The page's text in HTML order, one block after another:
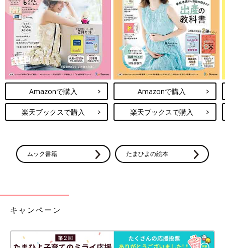
Amazonで購入
楽天ブックスで購入
Amazonで購入
楽天ブックスで購入
ムック書籍 たまひよの絵本
キャンペーン